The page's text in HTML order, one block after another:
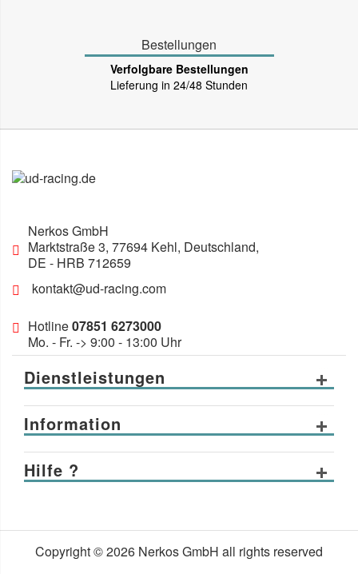
Bestellungen
Verfolgbare Bestellungen
Lieferung in 24/48 Stunden
Nerkos GmbH
Marktstraße 3, 77694 Kehl, Deutschland,
DE - HRB 712659
kontakt@ud-racing.com
Hotline07851 6273000
Mo. - Fr. -> 9:00 - 13:00 Uhr
Dienstleistungen
Information
Hilfe ?
Copyright © 2026 Nerkos GmbH all rights reserved